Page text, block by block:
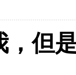
，但